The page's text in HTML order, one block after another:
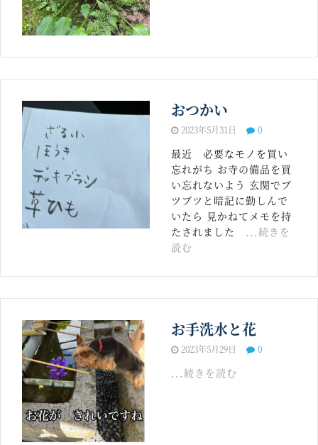
おつかい
2023年5月31日 0
最近 必要なモノを買い
忘れがち お寺の備品を買
い忘れないよう 玄関でブ
ツブツと暗記に勤しんで
いたら 見かねてメモを持
たされました ...続きを
読む
お手洗水と花
2023年5月29日 0
...続きを読む